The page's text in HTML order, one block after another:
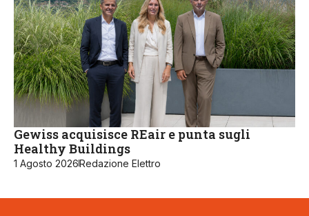
Gewiss acquisisce REair e punta sugli
Healthy Buildings
1 Agosto 2026Redazione Elettro